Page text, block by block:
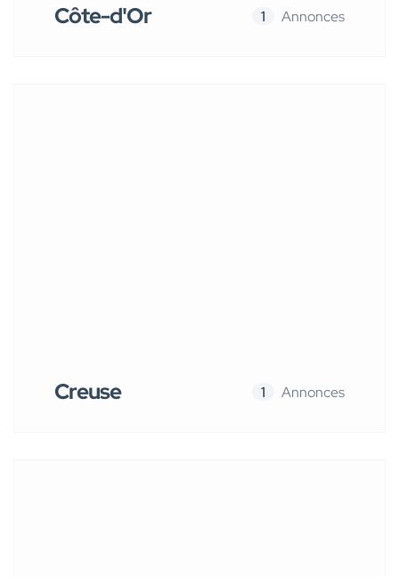
Côte-d'Or 1 Annonces
Creuse 1 Annonces